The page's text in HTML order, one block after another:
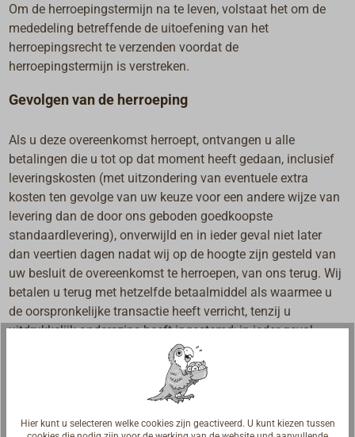
Om de herroepingstermijn na te leven, volstaat het om de
mededeling betreffende de uitoefening van het
herroepingsrecht te verzenden voordat de
herroepingstermijn is verstreken.
Gevolgen van de herroeping
Als u deze overeenkomst herroept, ontvangen u alle
betalingen die u tot op dat moment heeft gedaan, inclusief
leveringskosten (met uitzondering van eventuele extra
kosten ten gevolge van uw keuze voor een andere wijze van
levering dan de door ons geboden goedkoopste
standaardlevering), onverwijld en in ieder geval niet later
dan veertien dagen nadat wij op de hoogte zijn gesteld van
uw besluit de overeenkomst te herroepen, van ons terug. Wij
betalen u terug met hetzelfde betaalmiddel als waarmee u
de oorspronkelijke transactie heeft verricht, tenzij u
uitdrukkelijk anderszins heeft ingestemd; in ieder geval
zullen u voor zulke terugbetalingen geen kosten in rekening
worden gebracht. Wij mogen wachten met terugbetaling tot
wij de goederen hebben teruggekregen, of u heeft
aangetoond dat u de goederen heeft teruggezonden, al naar
gelang welk tijdstip eerst valt.
Hier kunt u selecteren welke cookies zijn geactiveerd. U kunt kiezen tussen